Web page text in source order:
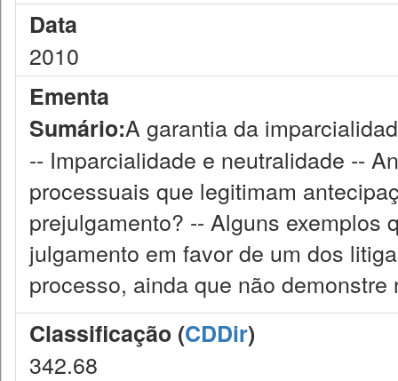
Data
2010
Ementa
Sumário:A garantia da
-- Imparcialidade e neutralidade --
processuais que legitimam
prejulgamento? -- Alguns exemplos
julgamento em favor de um dos
processo, ainda que não demonstre
Classificação (CDDir)
342.68